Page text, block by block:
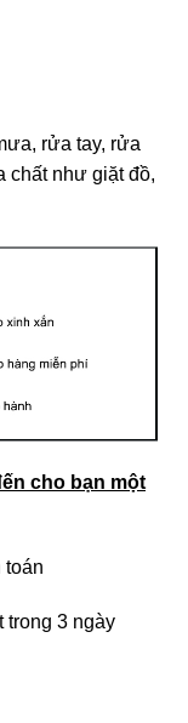
rửa tay, rửa
chất như giặt đồ,
cho bạn một
toán
trong 3 ngày